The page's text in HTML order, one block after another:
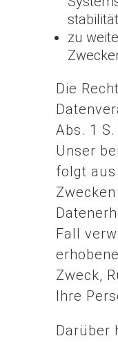
zu
Die
Abs. 1 S.
Unser
folgt
Fall
Zweck,
Ihre
Darüber